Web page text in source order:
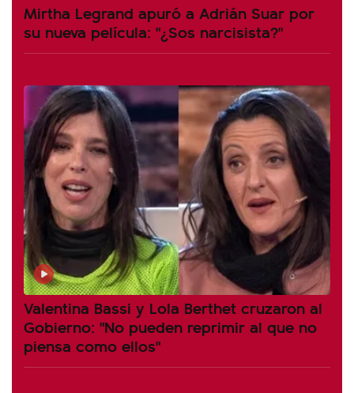
Mirtha Legrand apuró a Adrián Suar por
su nueva película: "¿Sos narcisista?"
Valentina Bassi y Lola Berthet cruzaron al
Gobierno: "No pueden reprimir al que no
piensa como ellos"